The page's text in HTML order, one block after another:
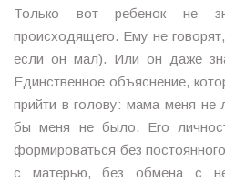
Только вот ребенок не
происходящего. Ему не
если он мал). Или он даже
Единственное объяснение,
прийти в голову: мама меня
бы меня не было. Его
формироваться без
с матерью, без обмена с